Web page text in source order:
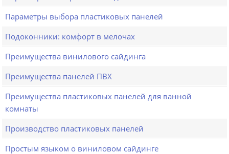
Параметры выбора пластиковых панелей
Подоконники: комфорт в мелочах
Преимущества винилового сайдинга
Преимущества панелей ПВХ
Преимущества пластиковых панелей для ванной
комнаты
Производство пластиковых панелей
Простым языком о виниловом сайдинге